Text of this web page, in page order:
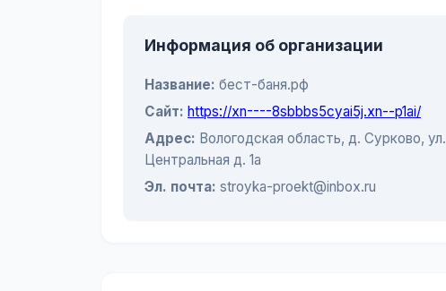
Информация об организации
Название: бест-баня.рф
Сайт: https://xn----8sbbbs5cyai5j.xn--p1ai/
Адрес: Вологодская область, д. Сурково, ул.
Центральная д. 1а
Эл. почта: stroyka-proekt@inbox.ru